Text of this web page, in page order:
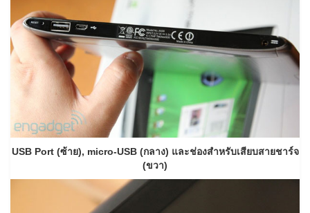
USB Port (ซ้าย), micro-USB (กลาง) และช่องสำหรับเสียบสายชาร์จ
(ขวา)